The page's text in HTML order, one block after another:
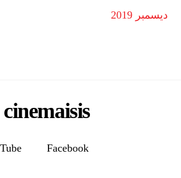
ديسمبر 2019
cinemaisis